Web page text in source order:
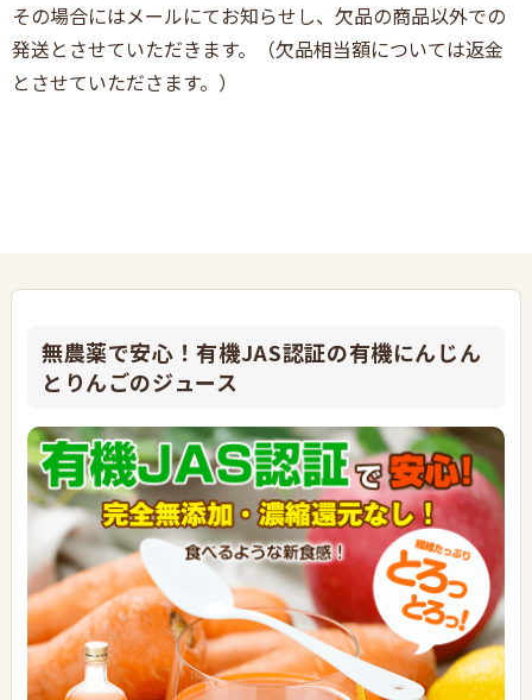
その場合にはメールにてお知らせし、欠品の商品以外での
発送とさせていただきます。（欠品相当額については返金
とさせていたださます。）
無農薬で安心！有機JAS認証の有機にんじん
とりんごのジュース